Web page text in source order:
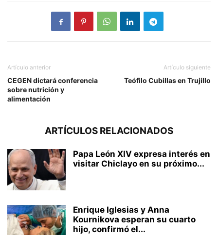
Artículo anterior
CEGEN dictará conferencia
sobre nutrición y
alimentación
Artículo siguiente
Teófilo Cubillas en Trujillo
ARTÍCULOS RELACIONADOS
Papa León XIV expresa interés en
visitar Chiclayo en su próximo...
Enrique Iglesias y Anna
Kournikova esperan su cuarto
hijo, confirmó el...